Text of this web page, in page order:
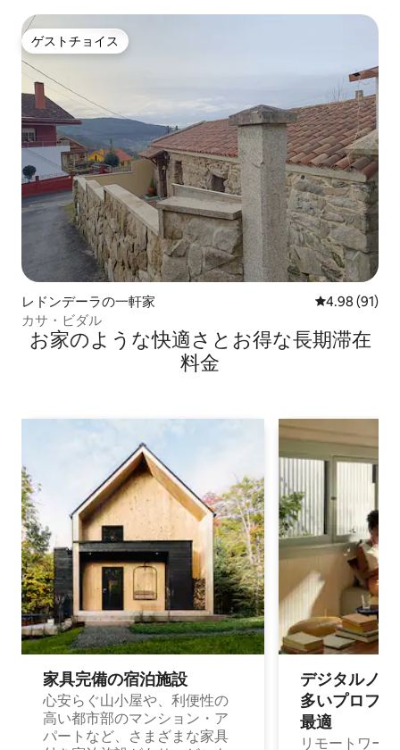
ゲストチョイス
ゲストチョイス
レドンデーラの一軒家 レビュー91
4.98 (91)
カサ・ビダル
お家のような快⁠適⁠さ⁠とお⁠得⁠な長⁠期⁠滞⁠在
料⁠金
家具完備の宿⁠泊⁠施⁠設
心安らぐ山小屋や、利便性の
高い都市部のマンション・ア
パートなど、さまざまな家具
デジタルノ
多⁠いプ⁠ロ⁠フ⁠
最⁠適
リモートワー